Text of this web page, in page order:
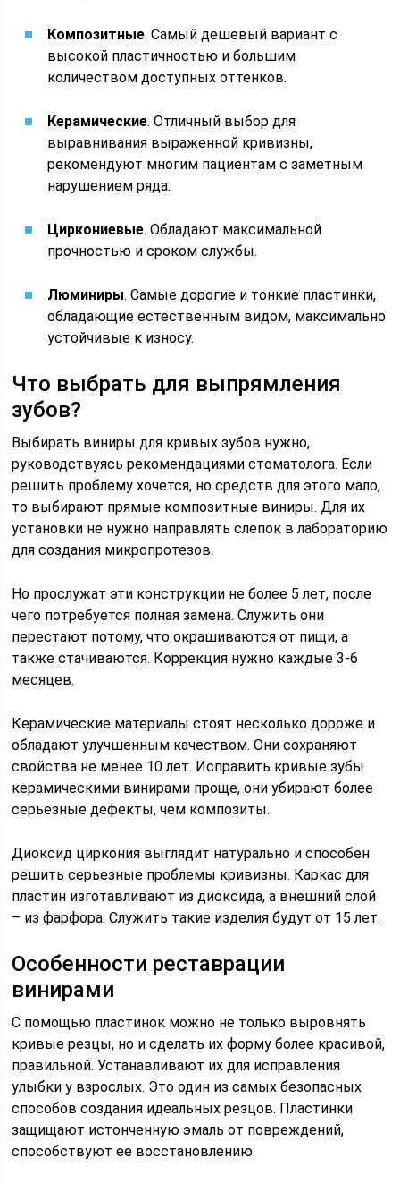
Композитные. Самый дешевый вариант с
высокой пластичностью и большим
количеством доступных оттенков.
Керамические. Отличный выбор для
выравнивания выраженной кривизны,
рекомендуют многим пациентам с заметным
нарушением ряда.
Циркониевые. Обладают максимальной
прочностью и сроком службы.
Люминиры. Самые дорогие и тонкие пластинки,
обладающие естественным видом, максимально
устойчивые к износу.
Что выбрать для выпрямления
зубов?
Выбирать виниры для кривых зубов нужно,
руководствуясь рекомендациями стоматолога. Если
решить проблему хочется, но средств для этого мало,
то выбирают прямые композитные виниры. Для их
установки не нужно направлять слепок в лабораторию
для создания микропротезов.
Но прослужат эти конструкции не более 5 лет, после
чего потребуется полная замена. Служить они
перестают потому, что окрашиваются от пищи, а
также стачиваются. Коррекция нужно каждые 3-6
месяцев.
Керамические материалы стоят несколько дороже и
обладают улучшенным качеством. Они сохраняют
свойства не менее 10 лет. Исправить кривые зубы
керамическими винирами проще, они убирают более
серьезные дефекты, чем композиты.
Диоксид циркония выглядит натурально и способен
решить серьезные проблемы кривизны. Каркас для
пластин изготавливают из диоксида, а внешний слой
– из фарфора. Служить такие изделия будут от 15 лет.
Особенности реставрации
винирами
С помощью пластинок можно не только выровнять
кривые резцы, но и сделать их форму более красивой,
правильной. Устанавливают их для исправления
улыбки у взрослых. Это один из самых безопасных
способов создания идеальных резцов. Пластинки
защищают истонченную эмаль от повреждений,
способствуют ее восстановлению.